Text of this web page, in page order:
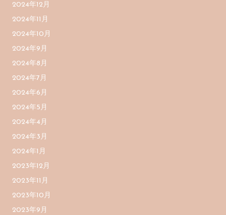
2024年12月
2024年11月
2024年10月
2024年9月
2024年8月
2024年7月
2024年6月
2024年5月
2024年4月
2024年3月
2024年1月
2023年12月
2023年11月
2023年10月
2023年9月